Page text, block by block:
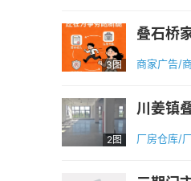
3图
叠石桥
商家广告/
2图
川姜镇
厂房仓库/